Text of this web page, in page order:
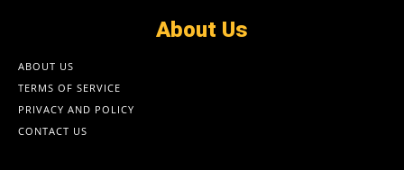
About Us
ABOUT US
TERMS OF SERVICE
PRIVACY AND POLICY
CONTACT US